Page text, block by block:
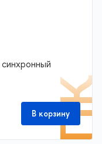
В корзину